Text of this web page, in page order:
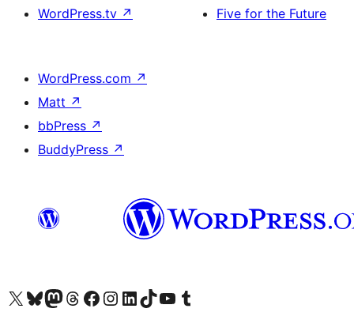
WordPress.tv ↗ Five for the Future
WordPress.com ↗
Matt ↗
bbPress ↗
BuddyPress ↗
查看我們的 X (之前的 Twitter) 帳號造訪我們的 Bluesky 帳號造訪我們的 Mastodon 帳號造訪我們的 Threads 帳號 造訪我們的 Facebook 粉絲專頁Visit our Instagram account
Visit our LinkedIn account
造訪我們的 TikTok 帳號Visit our YouTube channel
造訪我們的 Tumblr 帳號